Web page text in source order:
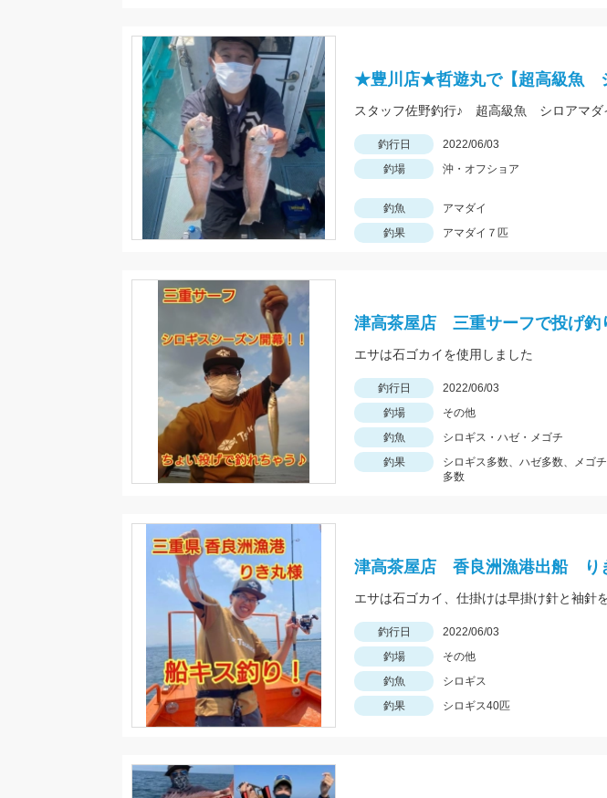
★豊川店★哲遊丸で【超高級魚
釣行日 2022/06/03
釣場
沖・オフショア
釣魚
アマダイ
釣果
アマダイ７匹
津高茶屋店 三重サーフで投げ釣
エサは石ゴカイを使用しました
釣行日 2022/06/03
釣場
その他
釣魚
シロギス・ハゼ・メゴチ
釣果
シロギス多数、ハゼ多数、メゴチ
多数
津高茶屋店 香良洲漁港出船 り
エサは石ゴカイ、仕掛けは早掛け針と袖針
釣行日 2022/06/03
釣場
その他
釣魚
シロギス
釣果
シロギス40匹